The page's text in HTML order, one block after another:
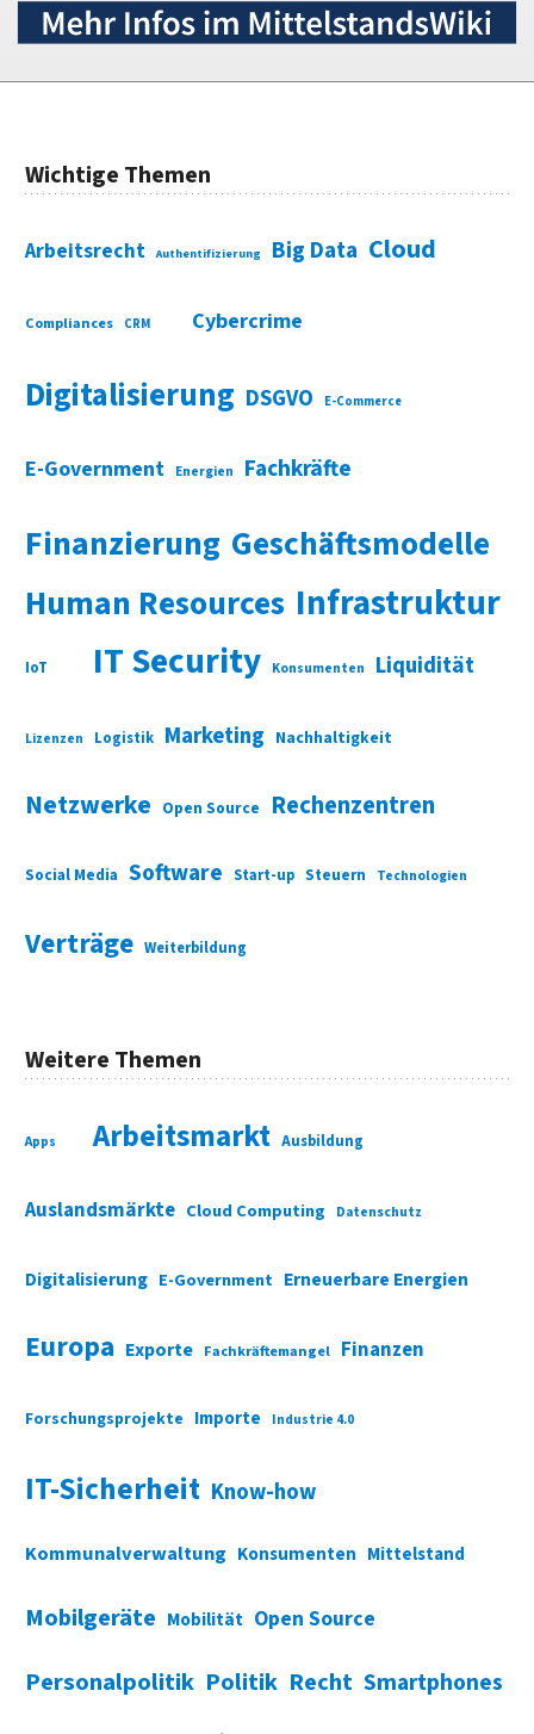
Wichtige Themen
Arbeitsrecht Authentifizierung Big Data Cloud
Compliances CRM Cybercrime
Digitalisierung DSGVO E-Commerce
E-Government Energien Fachkräfte
Finanzierung Geschäftsmodelle
Human Resources Infrastruktur
IoT IT Security Konsumenten Liquidität
Lizenzen Logistik Marketing Nachhaltigkeit
Netzwerke Open Source Rechenzentren
Social Media Software Start-up Steuern Technologien
Verträge Weiterbildung
Weitere Themen
Apps Arbeitsmarkt Ausbildung
Auslandsmärkte Cloud Computing Datenschutz
Digitalisierung E-Government Erneuerbare Energien
Europa Exporte Fachkräftemangel Finanzen
Forschungsprojekte Importe Industrie 4.0
IT-Sicherheit Know-how
Kommunalverwaltung Konsumenten Mittelstand
Mobilgeräte Mobilität Open Source
Personalpolitik Politik Recht Smartphones